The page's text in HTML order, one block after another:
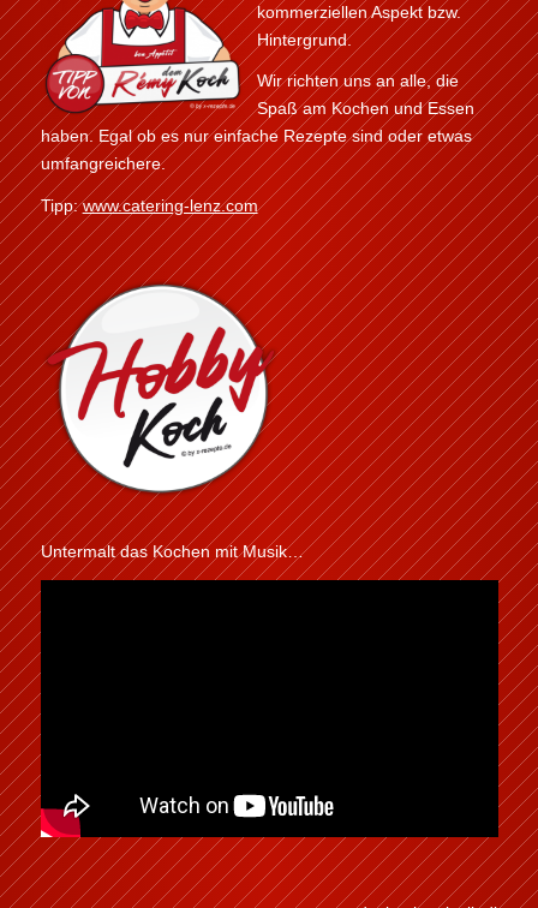
kommerziellen Aspekt bzw.
Hintergrund.
Wir richten uns an alle, die
Spaß am Kochen und Essen
haben. Egal ob es nur einfache Rezepte sind oder etwas
umfangreichere.
Tipp:www.catering-lenz.com
Untermalt das Kochen mit Musik…